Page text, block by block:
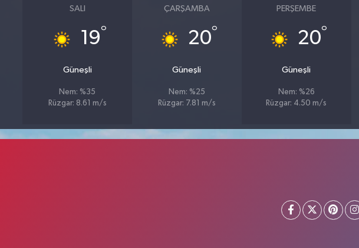
SALI
19°
Güneşli
Nem: %35
Rüzgar: 8.61 m/s
ÇARŞAMBA
20°
Güneşli
Nem: %25
Rüzgar: 7.81 m/s
PERŞEMBE
20°
Güneşli
Nem: %26
Rüzgar: 4.50 m/s